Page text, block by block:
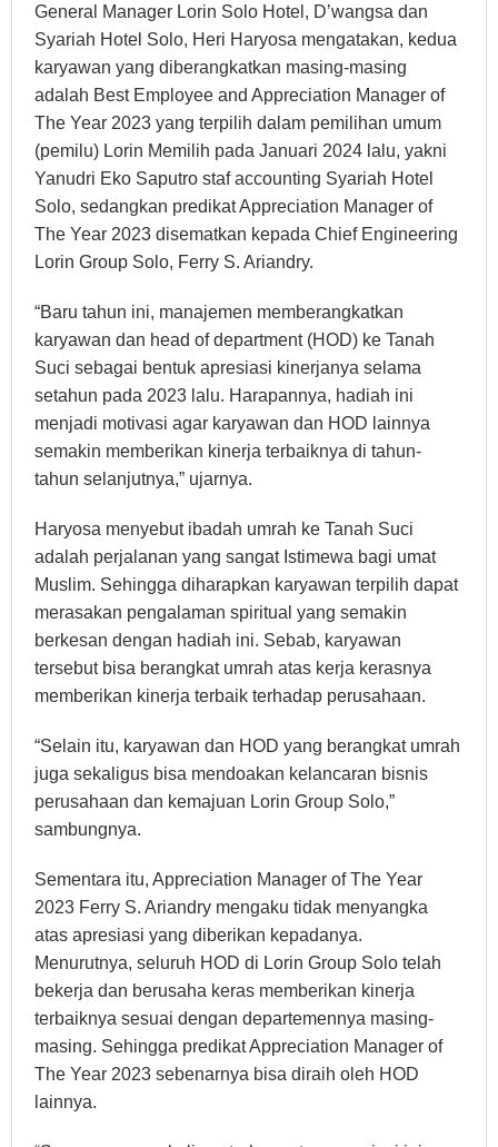
General Manager Lorin Solo Hotel, D’wangsa dan
Syariah Hotel Solo, Heri Haryosa mengatakan, kedua
karyawan yang diberangkatkan masing-masing
adalah Best Employee and Appreciation Manager of
The Year 2023 yang terpilih dalam pemilihan umum
(pemilu) Lorin Memilih pada Januari 2024 lalu, yakni
Yanudri Eko Saputro staf accounting Syariah Hotel
Solo, sedangkan predikat Appreciation Manager of
The Year 2023 disematkan kepada Chief Engineering
Lorin Group Solo, Ferry S. Ariandry.
“Baru tahun ini, manajemen memberangkatkan
karyawan dan head of department (HOD) ke Tanah
Suci sebagai bentuk apresiasi kinerjanya selama
setahun pada 2023 lalu. Harapannya, hadiah ini
menjadi motivasi agar karyawan dan HOD lainnya
semakin memberikan kinerja terbaiknya di tahun-
tahun selanjutnya,” ujarnya.
Haryosa menyebut ibadah umrah ke Tanah Suci
adalah perjalanan yang sangat Istimewa bagi umat
Muslim. Sehingga diharapkan karyawan terpilih dapat
merasakan pengalaman spiritual yang semakin
berkesan dengan hadiah ini. Sebab, karyawan
tersebut bisa berangkat umrah atas kerja kerasnya
memberikan kinerja terbaik terhadap perusahaan.
“Selain itu, karyawan dan HOD yang berangkat umrah
juga sekaligus bisa mendoakan kelancaran bisnis
perusahaan dan kemajuan Lorin Group Solo,”
sambungnya.
Sementara itu, Appreciation Manager of The Year
2023 Ferry S. Ariandry mengaku tidak menyangka
atas apresiasi yang diberikan kepadanya.
Menurutnya, seluruh HOD di Lorin Group Solo telah
bekerja dan berusaha keras memberikan kinerja
terbaiknya sesuai dengan departemennya masing-
masing. Sehingga predikat Appreciation Manager of
The Year 2023 sebenarnya bisa diraih oleh HOD
lainnya.